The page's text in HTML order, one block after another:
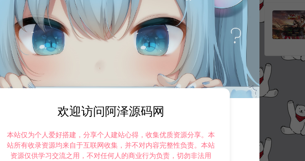
欢迎访问阿泽源码网
本站仅为个人爱好搭建，分享个人建站心得，收集优质资源分享。本
站所有收录资源均来自于互联网收集，并不对内容完整性负责。本站
资源仅供学习交流之用，不对任何人的商业行为负责，切勿非法用